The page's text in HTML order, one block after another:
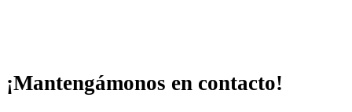
¡Mantengámonos en contacto!